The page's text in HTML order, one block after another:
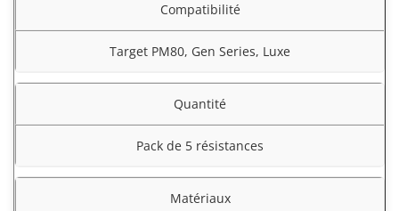
Compatibilité
Target PM80, Gen Series, Luxe
Quantité
Pack de 5 résistances
Matériaux